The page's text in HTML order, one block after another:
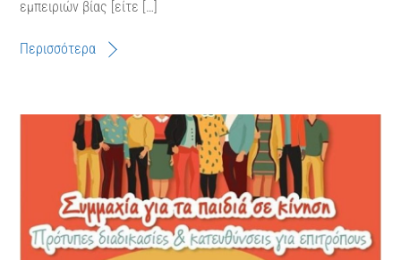
εμπειριών βίας [είτε […]
Περισσότερα